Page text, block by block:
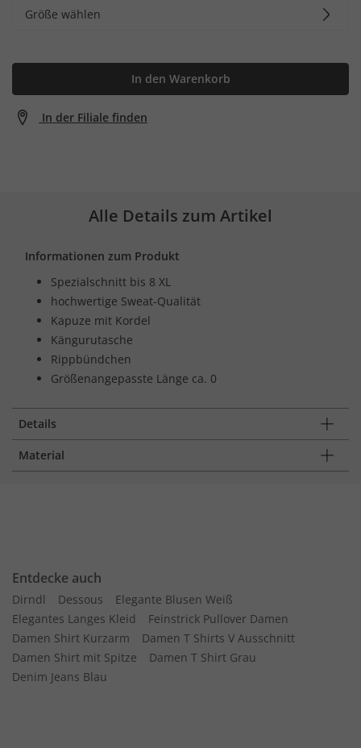
Größe wählen
In den Warenkorb
In der Filiale finden
Alle Details zum Artikel
Informationen zum Produkt
Spezialschnitt bis 8 XL
hochwertige Sweat-Qualität
Kapuze mit Kordel
Kängurutasche
Rippbündchen
Größenangepasste Länge ca. 0
Details
Material
Entdecke auch
Dirndl Dessous
Elegante Blusen Weiß
Elegantes Langes Kleid
Feinstrick Pullover Damen
Damen Shirt Kurzarm
Damen T Shirts V Ausschnitt
Damen Shirt mit Spitze
Damen T Shirt Grau
Denim Jeans Blau